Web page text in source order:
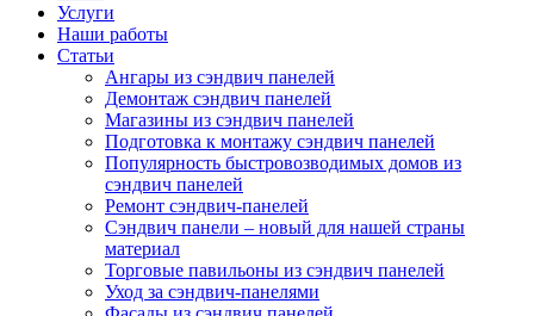
Услуги
Наши работы
Статьи
Ангары из сэндвич панелей
Демонтаж сэндвич панелей
Магазины из сэндвич панелей
Подготовка к монтажу сэндвич панелей
Популярность быстровозводимых домов из
сэндвич панелей
Ремонт сэндвич-панелей
Сэндвич панели – новый для нашей страны
материал
Торговые павильоны из сэндвич панелей
Уход за сэндвич-панелями